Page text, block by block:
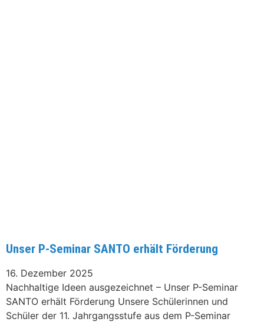
Unser P-Seminar SANTO erhält Förderung
16. Dezember 2025
Nachhaltige Ideen ausgezeichnet – Unser P-Seminar
SANTO erhält Förderung Unsere Schülerinnen und
Schüler der 11. Jahrgangsstufe aus dem P-Seminar